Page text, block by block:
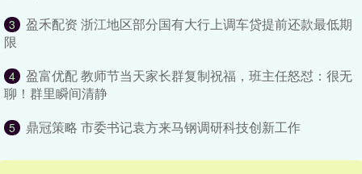
3
盈禾配资 浙江地区部分国有大行上调车贷提前还款最低期
限
4
盈富优配 教师节当天家长群复制祝福，班主任怒怼：很无
聊！群里瞬间清静
5 鼎冠策略 市委书记袁方来马钢调研科技创新工作